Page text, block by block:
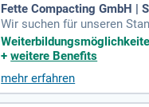
Fette Compacting GmbH |
Wir suchen für unseren
uf 6 Monate. Unsere
aindustrie. Der Standort
LMT Group ist ein
erfolgreichen Umfeld!
+weitere Benefits
mehr erfahren